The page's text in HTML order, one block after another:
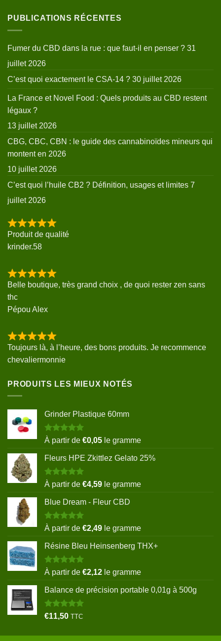
PUBLICATIONS RÉCENTES
Fumer du CBD dans la rue : que faut-il en penser ? 31
juillet 2026
C’est quoi exactement le CSA-14 ? 30 juillet 2026
La France et Novel Food : Quels produits au CBD restent
légaux ?
13 juillet 2026
CBG, CBC, CBN : le guide des cannabinoïdes mineurs qui
montent en 2026
10 juillet 2026
C’est quoi l’huile CB2 ? Définition, usages et limites 7
juillet 2026
Produit de qualité
krinder.58
Belle boutique, très grand choix , de quoi rester zen sans
thc
Pépou Alex
Toujours là, à l’heure, des bons produits. Je recommence
chevaliermonnie
PRODUITS LES MIEUX NOTÉS
Grinder Plastique 60mm
Note5.00
sur 5
À partir de €0,05 le gramme
Fleurs HPE Zkittlez Gelato 25%
Note5.00
sur 5
À partir de €4,59 le gramme
Blue Dream - Fleur CBD
Note5.00
sur 5
À partir de €2,49 le gramme
Résine Bleu Heinsenberg THX+
Note5.00
sur 5
À partir de €2,12 le gramme
Balance de précision portable 0,01g à 500g
Note5.00
€11,50 TTC